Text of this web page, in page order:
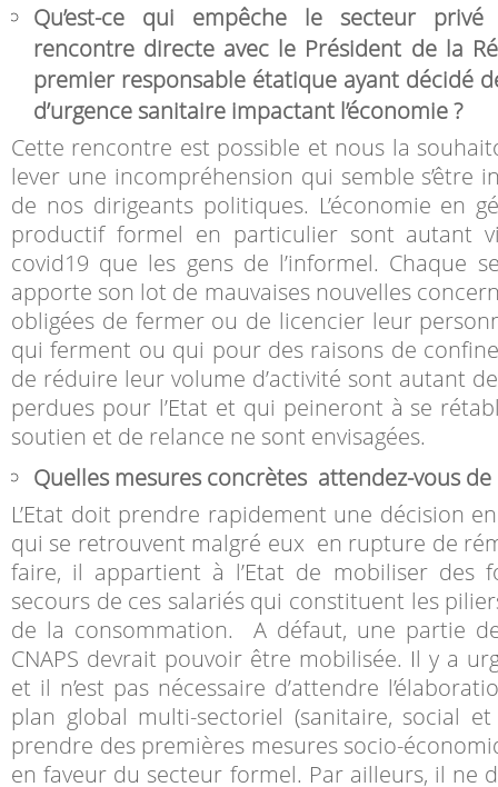
Qu’est-ce qui empêche le secteur
rencontre directe avec le Président de la
premier responsable étatique ayant décidé
d’urgence sanitaire impactant l’économie ?
Cette rencontre est possible et nous la
lever une incompréhension qui semble s’être
de nos dirigeants politiques. L’économie en
productif formel en particulier sont autant
covid19 que les gens de l’informel. Chaque
apporte son lot de mauvaises nouvelles
obligées de fermer ou de licencier leur
qui ferment ou qui pour des raisons de
de réduire leur volume d’activité sont autant
perdues pour l’Etat et qui peineront à se
soutien et de relance ne sont envisagées.
Quelles mesures concrètes attendez-vous de
L’Etat doit prendre rapidement une décision
qui se retrouvent malgré eux en rupture de
faire, il appartient à l’Etat de mobiliser des
secours de ces salariés qui constituent les
de la consommation. A défaut, une partie
CNAPS devrait pouvoir être mobilisée. Il y a
et il n’est pas nécessaire d’attendre
plan global multi-sectoriel (sanitaire, social
prendre des premières mesures socio-
en faveur du secteur formel. Par ailleurs, il ne